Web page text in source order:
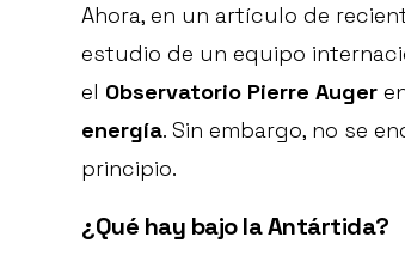
Ahora, en un artículo de
estudio de un equipo
el Observatorio Pierre Auger
energía. Sin embargo, no se
principio.
¿Qué hay bajo la Antártida?